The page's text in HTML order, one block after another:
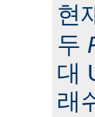
현
두
대
래